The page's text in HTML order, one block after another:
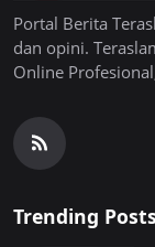
Portal Berita
dan opini.
Online
Trending Posts